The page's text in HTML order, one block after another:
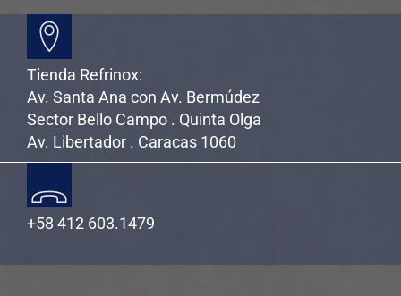
Tienda Refrinox:
Av. Santa Ana con Av. Bermúdez
Sector Bello Campo . Quinta Olga
Av. Libertador . Caracas 1060
+58 412 603.1479